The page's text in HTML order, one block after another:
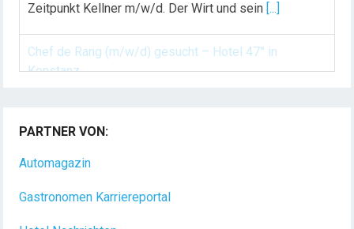
Zeitpunkt Kellner m/w/d. Der Wirt und sein [...]
Chef de Rang (m/w/d) gesucht – Hotel 47° in
Konstanz